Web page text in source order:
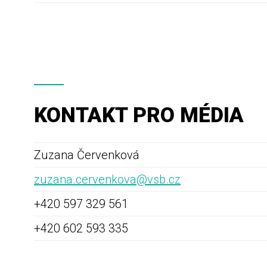
KONTAKT PRO MÉDIA
Zuzana Červenková
zuzana.cervenkova@vsb.cz
+420 597 329 561
+420 602 593 335